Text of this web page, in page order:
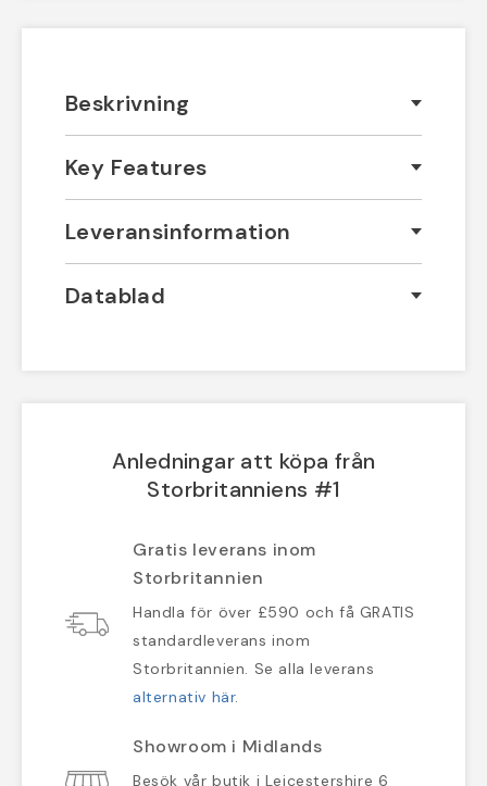
Beskrivning
Key Features
Leveransinformation
Datablad
Anledningar att köpa från
Storbritanniens #1
Gratis leverans inom
Storbritannien
Handla för över £590 och få GRATIS
standardleverans inom
Storbritannien. Se alla leverans
alternativ här.
Showroom i Midlands
Besök vår butik i Leicestershire 6